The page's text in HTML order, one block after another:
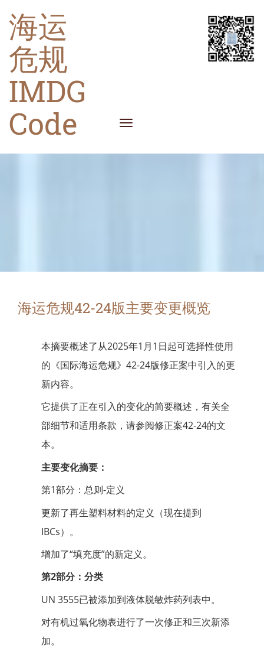
海运
危规
IMDG
Code
海运危规42-24版主要变更概览
本摘要概述了从2025年1月1日起可选择性使用
的《国际海运危规》42-24版修正案中引入的更
新内容。
它提供了正在引入的变化的简要概述，有关全
部细节和适用条款，请参阅修正案42-24的文
本。
主要变化摘要：
第1部分：总则-定义
更新了再生塑料材料的定义（现在提到
IBCs）。
增加了“填充度”的新定义。
第2部分：分类
UN 3555已被添加到液体脱敏炸药列表中。
对有机过氧化物表进行了一次修正和三次新添
加。